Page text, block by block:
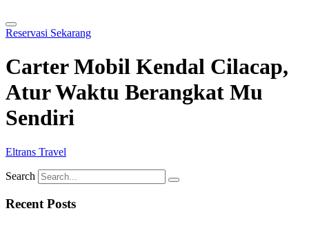
Reservasi Sekarang
Carter Mobil Kendal Cilacap,
Atur Waktu Berangkat Mu
Sendiri
Eltrans Travel
Search
Recent Posts